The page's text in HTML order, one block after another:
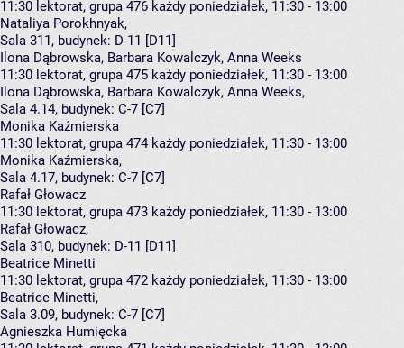
11:30 lektorat, grupa 476 każdy poniedziałek, 11:30 - 13:00
Nataliya Porokhnyak,
Sala 311, budynek: D-11 [D11]
Ilona Dąbrowska, Barbara Kowalczyk, Anna Weeks
11:30 lektorat, grupa 475 każdy poniedziałek, 11:30 - 13:00
Ilona Dąbrowska, Barbara Kowalczyk, Anna Weeks,
Sala 4.14, budynek: C-7 [C7]
Monika Kaźmierska
11:30 lektorat, grupa 474 każdy poniedziałek, 11:30 - 13:00
Monika Kaźmierska,
Sala 4.17, budynek: C-7 [C7]
Rafał Głowacz
11:30 lektorat, grupa 473 każdy poniedziałek, 11:30 - 13:00
Rafał Głowacz,
Sala 310, budynek: D-11 [D11]
Beatrice Minetti
11:30 lektorat, grupa 472 każdy poniedziałek, 11:30 - 13:00
Beatrice Minetti,
Sala 3.09, budynek: C-7 [C7]
Agnieszka Humięcka